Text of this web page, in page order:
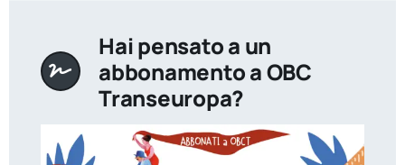
Hai pensato a un
abbonamento a OBC
Transeuropa?